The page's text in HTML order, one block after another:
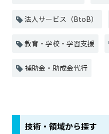
法人サービス（BtoB）
教育・学校・学習支援
補助金・助成金代行
技術・領域から探す